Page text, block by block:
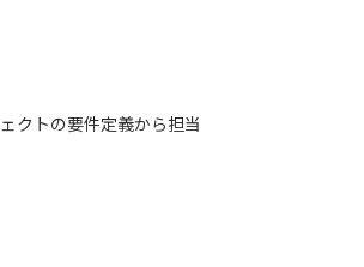
。
す。
クトの要件定義から担当